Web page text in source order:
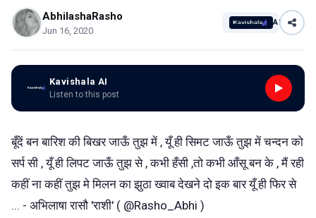
AbhilashaRasho
Jun 16, 2020
AI
Kavishala AI
Listen to this post
बूँदें बन बारिश की बिखर जाऊँ तुझ में , यूँ ही सिमट जाऊँ तुझ में चन्दन को
सर्प सी , यूँ ही लिपट जाऊँ तुझ से , कभी हँसी ,तो कभी आँसू बन के , मैं रही
कहीं ना कहीं तुझ मे मिलन का झुठा ख्वाब देखने दो इक बार यूँ ही फिर से
... - अभिलाषा रासौ 'राशी' ( @Rasho_Abhi )